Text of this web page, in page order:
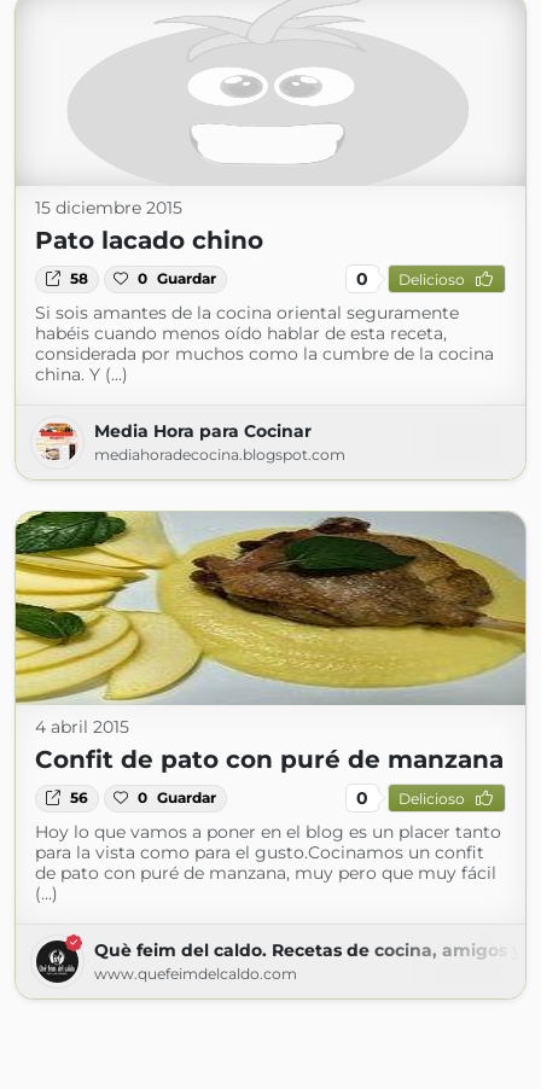
15 diciembre 2015
Pato lacado chino
58 0 Guardar 0 Delicioso
Si sois amantes de la cocina oriental seguramente
habéis cuando menos oído hablar de esta receta,
considerada por muchos como la cumbre de la cocina
china. Y (...)
Media Hora para Cocinar
mediahoradecocina.blogspot.com
4 abril 2015
Confit de pato con puré de manzana
56 0 Guardar 0 Delicioso
Hoy lo que vamos a poner en el blog es un placer tanto
para la vista como para el gusto.Cocinamos un confit
de pato con puré de manzana, muy pero que muy fácil
(...)
Què feim del caldo. Recetas de cocina, amigos y
www.quefeimdelcaldo.com